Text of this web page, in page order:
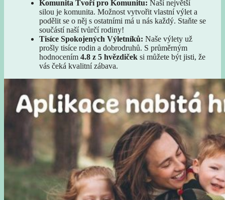
Komunita Tvoří pro Komunitu: Naší největší
silou je komunita. Možnost vytvořit vlastní výlet a
podělit se o něj s ostatními má u nás každý. Staňte se
součástí naší tvůrčí rodiny!
Tisíce Spokojených Výletníků: Naše výlety už
prošly tisíce rodin a dobrodruhů. S průměrným
hodnocením 4.8 z 5 hvězdiček si můžete být jisti, že
vás čeká kvalitní zábava.